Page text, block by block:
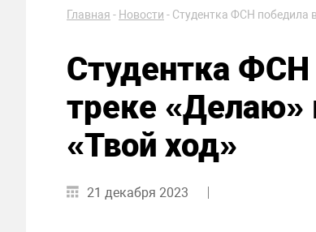
Главная - Новости - Студентка ФСН победила
Студентка ФСН
треке «Делаю»
«Твой ход»
21 декабря 2023